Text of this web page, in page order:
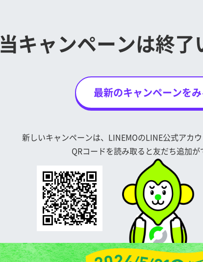
当キャンペーンは終了
最新のキャンペーンを
新しいキャンペーンは、LINEMOのLINE公式アカウ
QRコードを読み取ると友だち追加が